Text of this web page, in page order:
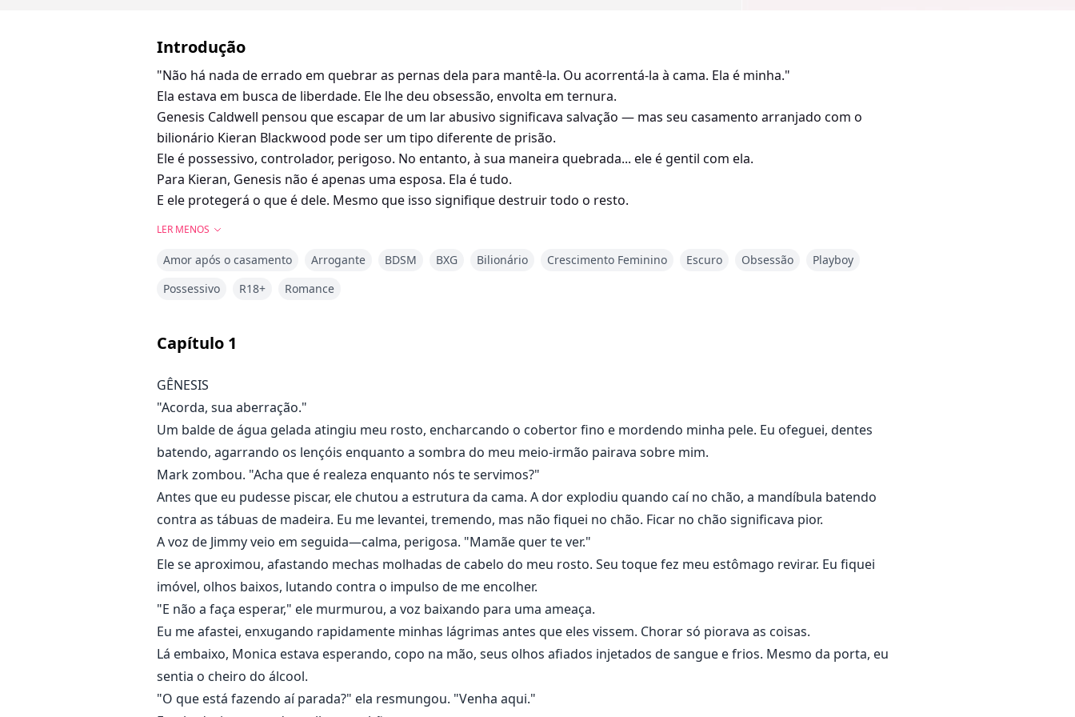
Introdução
"Não há nada de errado em quebrar as pernas dela para mantê-la. Ou acorrentá-la à cama. Ela é minha."
Ela estava em busca de liberdade. Ele lhe deu obsessão, envolta em ternura.
Genesis Caldwell pensou que escapar de um lar abusivo significava salvação — mas seu casamento arranjado com o
bilionário Kieran Blackwood pode ser um tipo diferente de prisão.
Ele é possessivo, controlador, perigoso. No entanto, à sua maneira quebrada... ele é gentil com ela.
Para Kieran, Genesis não é apenas uma esposa. Ela é tudo.
E ele protegerá o que é dele. Mesmo que isso signifique destruir todo o resto.
LER MENOS
Amor após o casamento Arrogante BDSM BXG Bilionário Crescimento Feminino Escuro Obsessão
Playboy
Possessivo
R18+ Romance
Capítulo 1
GÊNESIS
"Acorda, sua aberração."
Um balde de água gelada atingiu meu rosto, encharcando o cobertor fino e mordendo minha pele. Eu ofeguei, dentes
batendo, agarrando os lençóis enquanto a sombra do meu meio-irmão pairava sobre mim.
Mark zombou. "Acha que é realeza enquanto nós te servimos?"
Antes que eu pudesse piscar, ele chutou a estrutura da cama. A dor explodiu quando caí no chão, a mandíbula batendo
contra as tábuas de madeira. Eu me levantei, tremendo, mas não fiquei no chão. Ficar no chão significava pior.
A voz de Jimmy veio em seguida—calma, perigosa. "Mamãe quer te ver."
Ele se aproximou, afastando mechas molhadas de cabelo do meu rosto. Seu toque fez meu estômago revirar. Eu fiquei
imóvel, olhos baixos, lutando contra o impulso de me encolher.
"E não a faça esperar," ele murmurou, a voz baixando para uma ameaça.
Eu me afastei, enxugando rapidamente minhas lágrimas antes que eles vissem. Chorar só piorava as coisas.
Lá embaixo, Monica estava esperando, copo na mão, seus olhos afiados injetados de sangue e frios. Mesmo da porta, eu
sentia o cheiro do álcool.
"O que está fazendo aí parada?" ela resmungou. "Venha aqui."